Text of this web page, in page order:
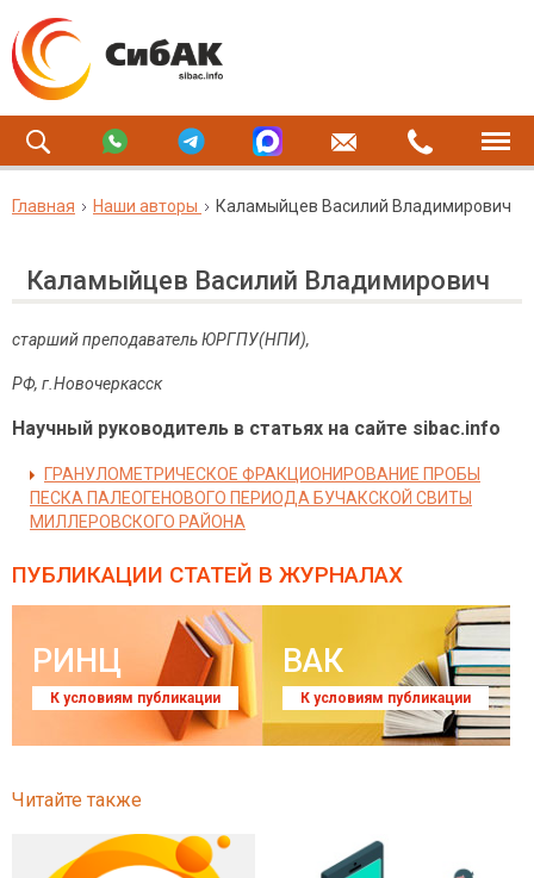
Главная Наши авторы Каламыйцев Василий Владимирович
Каламыйцев Василий Владимирович
старший преподаватель ЮРГПУ(НПИ),
РФ, г.Новочеркасск
Научный руководитель в статьях на сайте sibac.info
ГРАНУЛОМЕТРИЧЕСКОЕ ФРАКЦИОНИРОВАНИЕ ПРОБЫ
ПЕСКА ПАЛЕОГЕНОВОГО ПЕРИОДА БУЧАКСКОЙ СВИТЫ
МИЛЛЕРОВСКОГО РАЙОНА
ПУБЛИКАЦИИ СТАТЕЙ В ЖУРНАЛАХ
РИНЦ
К условиям публикации
ВАК
К условиям публикации
Читайте также